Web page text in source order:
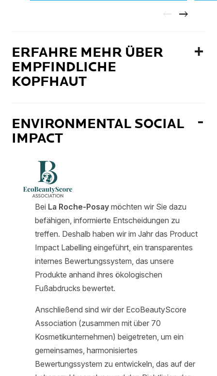
ERFAHRE MEHR ÜBER
EMPFINDLICHE
KOPFHAUT
ENVIRONMENTAL SOCIAL
IMPACT